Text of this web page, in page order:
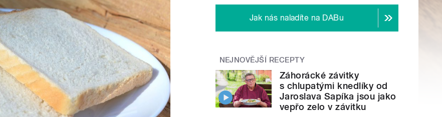
Jak nás naladíte na DABu
NEJNOVĚJŠÍ RECEPTY
Záhorácké závitky
s chlupatými knedlíky od
Jaroslava Sapíka jsou jako
vepřo zelo v závitku